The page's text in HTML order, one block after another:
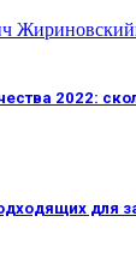
Жириновский
2022:
для